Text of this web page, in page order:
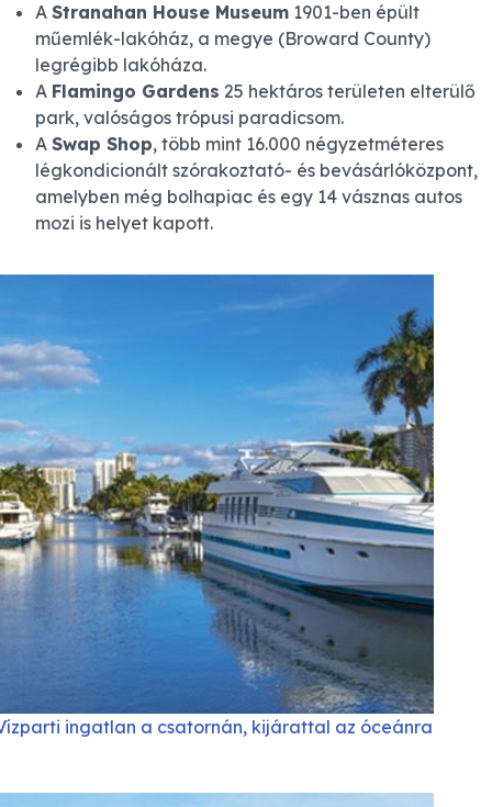
A Stranahan House Museum 1901-ben épült
műemlék-lakóház, a megye (Broward County)
legrégibb lakóháza.
A Flamingo Gardens 25 hektáros területen elterülő
park, valóságos trópusi paradicsom.
A Swap Shop, több mint 16.000 négyzetméteres
légkondicionált szórakoztató- és bevásárlóközpont,
amelyben még bolhapiac és egy 14 vásznas autos
mozi is helyet kapott.
ingatlan a csatornán, kijárattal az óceánra